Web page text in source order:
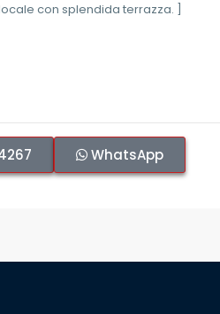
WhatsApp